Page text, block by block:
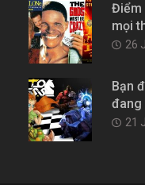
Điểm
mọi
26
Bạn
đang
21